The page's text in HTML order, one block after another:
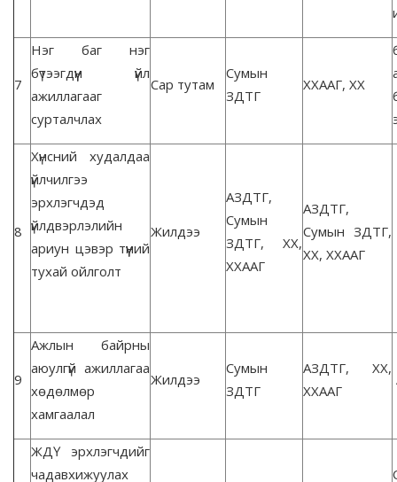
7
Нэг баг нэг
бүтээгдүүн үйл
ажиллагааг
сурталчлах
Сар тутам
Сумын
ЗДТГ
ХХААГ, ХХ
8
Хүнсний худалдаа
үйлчилгээ
эрхлэгчдэд
үйлдвэрлэлийн
ариун цэвэр түүний
тухай ойлголт
Жилдээ
АЗДТГ,
Сумын
ЗДТГ, ХХ,
ХХААГ
АЗДТГ,
Сумын ЗДТГ,
ХХ, ХХААГ
9
Ажлын байрны
аюулгүй ажиллагаа
хөдөлмөр
хамгаалал
Жилдээ
Сумын
ЗДТГ
АЗДТГ, ХХ,
ХХААГ
ЖДҮ эрхлэгчдийг
чадавхижуулах